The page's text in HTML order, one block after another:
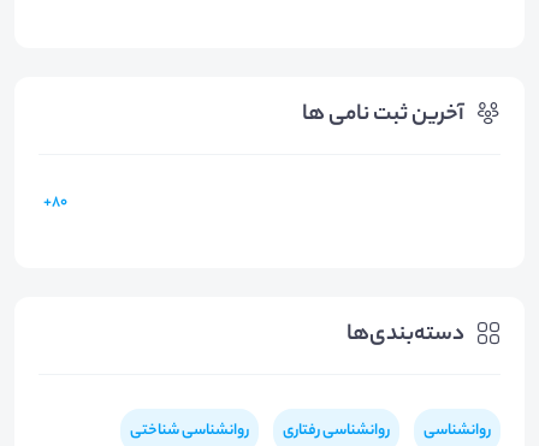
آخرین ثبت نامی ها
80+
دسته‌بندی‌ها
روانشناسی روانشناسی رفتاری روانشناسی شناختی